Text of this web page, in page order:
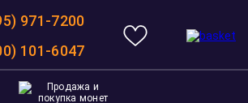
971-7200
101-6047